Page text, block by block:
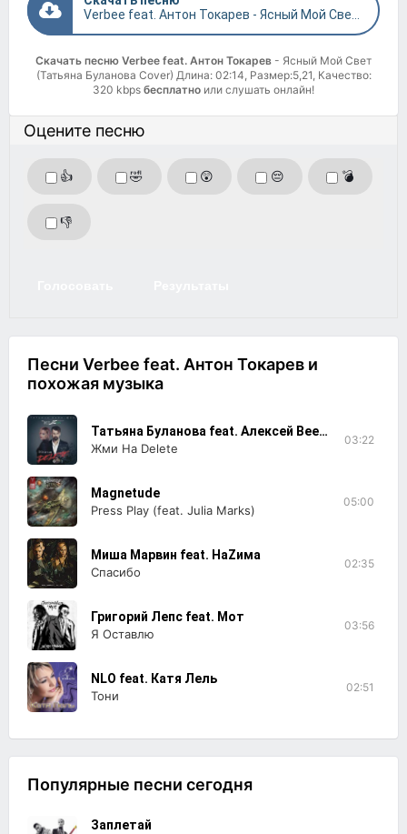
Скачать песню Verbee feat. Антон Токарев - Ясный Мой Свет
(Татьяна Буланова Cover) Длина: 02:14, Размер:5,21, Качество:
320 kbps бесплатно или слушать онлайн!
Оцените песню
👍 🤣 😲 😔 💣
👎
Песни Verbee feat. Антон Токарев и
похожая музыка
Татьяна Буланова feat. Алексей BeezON
Жми На Delete
03:22
Magnetude
Press Play (feat. Julia Marks)
05:00
Миша Марвин feat. НаZима
Спасибо
02:35
Григорий Лепс feat. Мот
Я Оставлю
03:56
NLO feat. Катя Лель
Тони
02:51
Популярные песни сегодня
Заплетай